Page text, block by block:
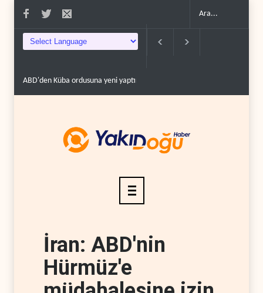
ABD'den Küba ordusuna yeni yaptırımlar..
İran: ABD'nin
Hürmüz'e